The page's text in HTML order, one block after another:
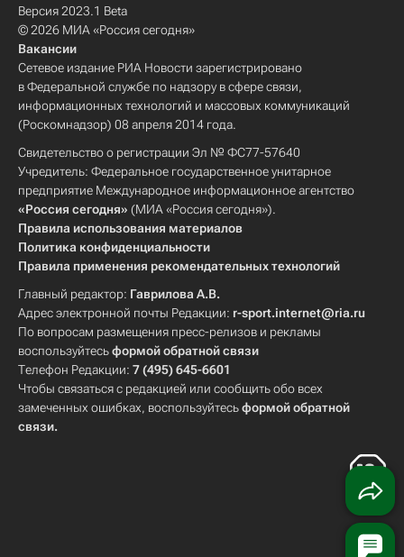
Версия 2023.1 Beta
© 2026 МИА «Россия сегодня»
Вакансии
Сетевое издание РИА Новости зарегистрировано
в Федеральной службе по надзору в сфере связи,
информационных технологий и массовых коммуникаций
(Роскомнадзор) 08 апреля 2014 года.
Свидетельство о регистрации Эл № ФС77-57640
Учредитель: Федеральное государственное унитарное
предприятие Международное информационное агентство
«Россия сегодня» (МИА «Россия сегодня»).
Правила использования материалов
Политика конфиденциальности
Правила применения рекомендательных технологий
Главный редактор: Гаврилова А.В.
Адрес электронной почты Редакции: r-sport.internet@ria.ru
По вопросам размещения пресс-релизов и рекламы
воспользуйтесьформой обратной связи
Телефон Редакции: 7 (495) 645-6601
Чтобы связаться с редакцией или сообщить обо всех
замеченных ошибках, воспользуйтесьформой обратной
связи.